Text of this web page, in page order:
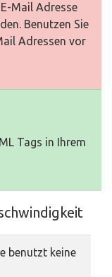
Mail Adresse
Benutzen Sie
Adressen vor
Tags in Ihrem
benutzt keine